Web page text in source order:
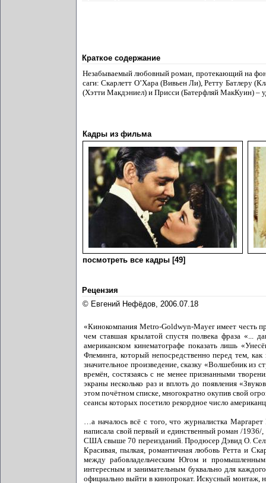
Краткое содержание
Незабываемый любовный роман, протекающий на
саги: Скарлетт О’Хара (Вивьен Ли), Ретту Батлеру
(Хэтти Макдэниел) и Присси (Батерфляй МакКуин) –
Кадры из фильма
посмотреть все кадры [49]
Рецензия
© Евгений Нефёдов, 2006.07.18
«Кинокомпания Metro-Goldwyn-Mayer имеет честь
чем ставшая крылатой спустя полвека фраза «...
американском кинематографе показать лишь
Флеминга, который непосредственно перед тем,
значительное произведение, сказку «Волшебник из
времён, состязаясь с не менее признанными
экраны несколько раз и вплоть до появления
этом почётном списке, многократно окупив свой
сеансы которых посетило рекордное число
…а началось всё с того, что журналистка
написала свой первый и единственный роман /
США свыше 70 переизданий. Продюсер Дэвид О.
Красивая, пылкая, романтичная любовь Ретта и
между рабовладельческим Югом и промышленным
интересным и занимательным буквально для
официально выйти в кинопрокат. Искусный монтаж,